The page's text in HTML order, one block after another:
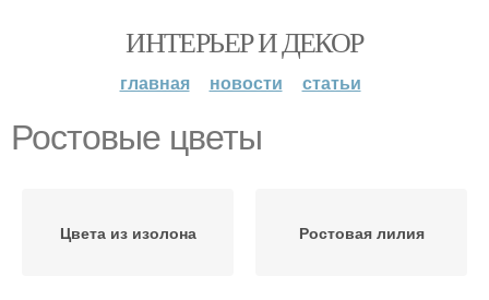
ИНТЕРЬЕР И ДЕКОР
главная новости статьи
Ростовые цветы
Цвета из изолона Ростовая лилия